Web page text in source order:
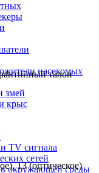
насекомых
змей
крыс
TV сигнала
сетей
окружающей среды
талон
13 (оптическое)